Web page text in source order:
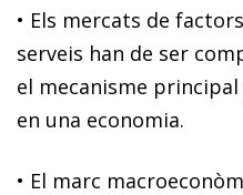
• Els mercats de
serveis han de ser
el mecanisme
en una economia.
• El marc